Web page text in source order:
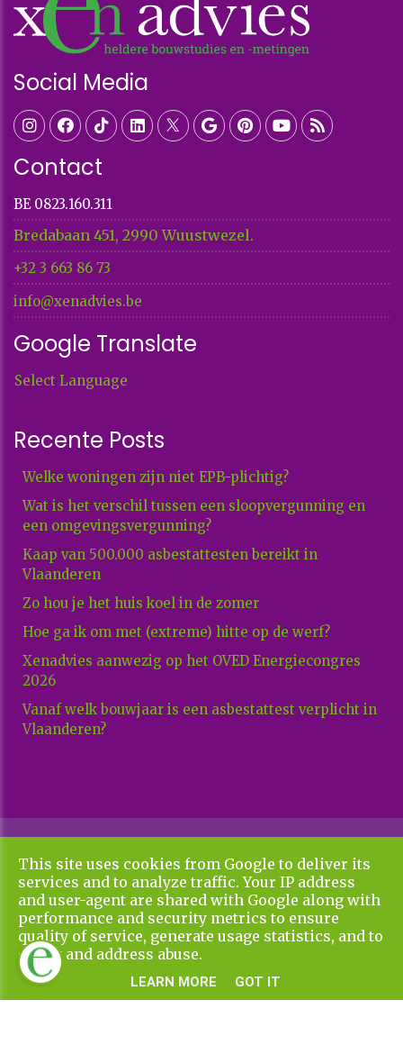
Social Media
Contact
BE 0823.160.311
Bredabaan 451, 2990 Wuustwezel.
+32 3 663 86 73​​​​​​​
info@xenadvies.be
Google Translate
Select Language
Recente Posts
Welke woningen zijn niet EPB-plichtig?
Wat is het verschil tussen een sloopvergunning en
een omgevingsvergunning?
Kaap van 500.000 asbestattesten bereikt in
Vlaanderen
Zo hou je het huis koel in de zomer
Hoe ga ik om met (extreme) hitte op de werf?
Xenadvies aanwezig op het OVED Energiecongres
2026
Vanaf welk bouwjaar is een asbestattest verplicht in
Vlaanderen?
Algemene voorwaarden en privacy policy
UP-TO-DATE WebDesign
This site uses cookies from Google to deliver its
services and to analyze traffic. Your IP address
and user-agent are shared with Google along with
performance and security metrics to ensure
quality of service, generate usage statistics, and to
detect and address abuse.
LEARN MORE GOT IT